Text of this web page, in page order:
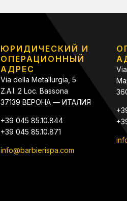
ЮРИДИЧЕСКИЙ И
ОПЕРАЦИОННЫЙ
АДРЕС
Via della Metallurgia, 5
Z.A.I. 2 Loc. Bassona
37139 ВЕРОНА — ИТАЛИЯ
+39 045 85.10.844
+39 045 85.10.871
info@barbierispa.com